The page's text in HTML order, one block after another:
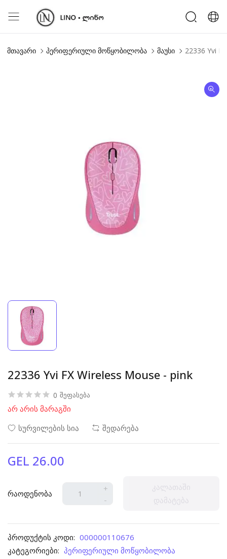
მთავარი პერიფერიული მოწყობილობა მაუსი 22336 Yvi
22336 Yvi FX Wireless Mouse - pink
0 შეფასება
არ არის მარაგში
სურვილების სია
შედარება
GEL 26.00
რაოდენობა
+
-
კალათაში
დამატება
პროდუქტის კოდი: 000000110676
კატეგორიები: პერიფერიული მოწყობილობა